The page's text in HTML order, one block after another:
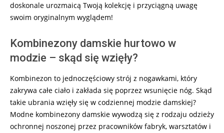
doskonale urozmaicą Twoją kolekcję i przyciągną uwagę
swoim oryginalnym wyglądem!
Kombinezony damskie hurtowo w
modzie – skąd się wzięły?
Kombinezon to jednoczęściowy strój z nogawkami, który
zakrywa całe ciało i zakłada się poprzez wsunięcie nóg. Skąd
takie ubrania wzięły się w codziennej modzie damskiej?
Modne kombinezony damskie wywodzą się z rodzaju odzieży
ochronnej noszonej przez pracowników fabryk, warsztatów i